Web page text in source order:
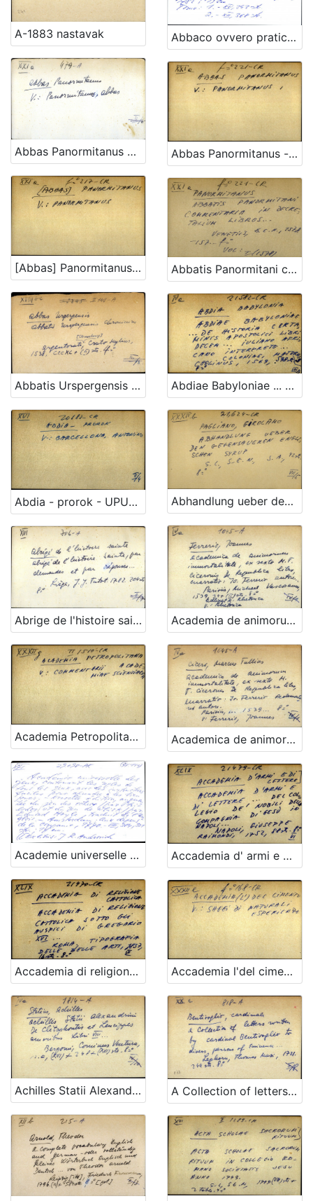
A-1883 nastavak Abbaco ovvero pratica generale dell'aritmetica di Girolamo-Pietro Cortinovis riordinata, ampliata, e divisa in tredici trattati da Gian-Domenico Bassaglia
Abbas Panormitanus OPĆA UPUTNICA Abbas Panormitanus - uputnica
[Abbas] Panormitanus - uputnica Abbatis Panormitani commentaria in decretalium libros...
Abbatis Urspergensis chronicum Abdiae Babyloniae ... de historia certaminis apostolici libri decem ... Iuliano Africano interprete ...
Abdia - prorok - UPUTNICA Abhandlung ueber den gegensaueren englishen syrup
Abrige de l'histoire sainte, par demandes et par reponses Academia de animorum immortalitate, ex sexto M. T. Ciceronis De Republica libro, enarratio : Jo. Ferrerio autore ...
Academia Petropolitana - uputnica Academica de animorum immortalitate, ex sexto M.T. Ciceronis De Republica libro - UPUTNICA adlig.
Academie universelle des jeux,contenant les regles des jeux de Quadrille, & Quintille, de l'Hombre à trois ... Avec des instructions faciles pour aprendre à les bien jouer Accademia d' armi e di lettere ... del collegio de' nobili della compagnia di gesu in Napoli
Accademia di religione cattolica sotto gli auspici di Gregorio XVI Accademia l'del cimento
Achilles Statii Alexandrini De Clitophontis et Leucippes amoribus Libri VIII A Collection of letters written by cardinal Bentivoglio to divers person of Eminence ...